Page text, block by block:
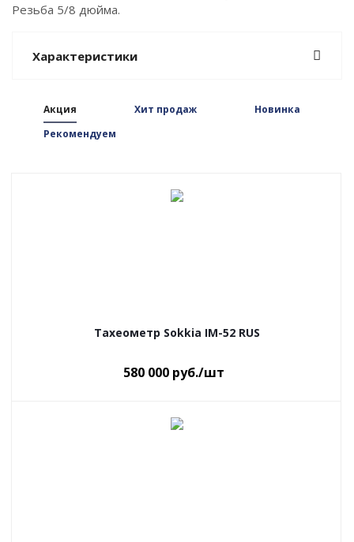
Резьба 5/8 дюйма.
Характеристики
Акция Хит продаж
Новинка
Рекомендуем
Тахеометр Sokkia IM-52 RUS
580 000 руб./шт